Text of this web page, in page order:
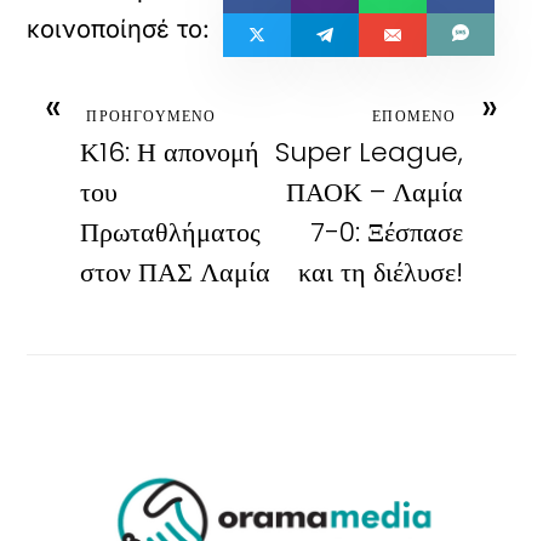
« ΠΡΟΗΓΟΥΜΕΝΟ
Κ16: Η απονομή
του
Πρωταθλήματος
στον ΠΑΣ Λαμία
»
ΕΠΟΜΕΝΟ
Super League,
ΠΑΟΚ – Λαμία
7-0: Ξέσπασε
και τη διέλυσε!